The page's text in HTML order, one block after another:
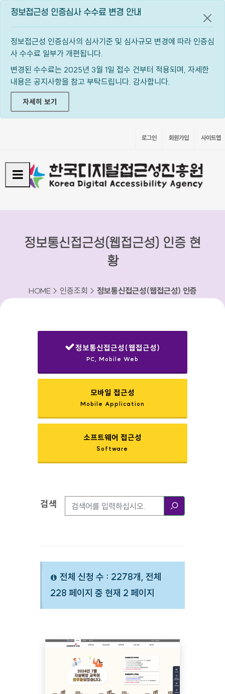
정보접근성 인증심사 수수료 변경 안내
정보접근성 인증심사의 심사기준 및 심사규모 변경에 따라 인증심
사 수수료 일부가 개편됩니다.
변경된 수수료는 2025년 3월 1일 접수 건부터 적용되며, 자세한
내용은 공지사항을 참고 부탁드립니다. 감사합니다.
자세히 보기
공지
로그인 회원가입 사이트맵
정보통신접근성(웹접근성) 인증 현
황
HOME > 인증조회 > 정보통신접근성(웹접근성) 인증
정보통신접근성(웹접근성)
PC, Mobile Web
모바일 접근성
Mobile Application
소프트웨어 접근성
Software
검색옵션
검색
전체 신청 수 : 2278개, 전체
228 페이지 중 현재 2 페이지